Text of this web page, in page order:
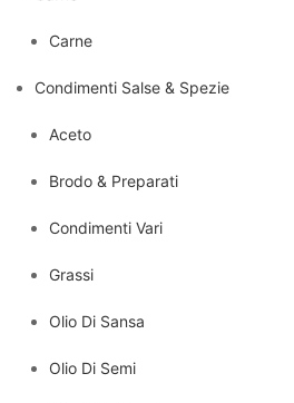
Carne
Condimenti Salse & Spezie
Aceto
Brodo & Preparati
Condimenti Vari
Grassi
Olio Di Sansa
Olio Di Semi